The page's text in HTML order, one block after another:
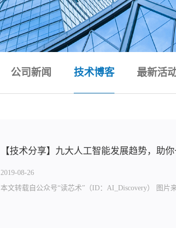
公司新闻 技术博客 最新活
【技术分享】九大人工智能发展趋势，助
2019-08-26
本文转载自公众号“读芯术”（ID：AI_Discovery） 图片来